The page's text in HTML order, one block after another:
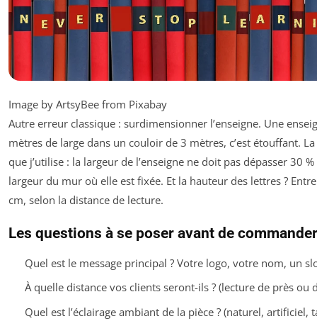
Image by ArtsyBee from Pixabay
Autre erreur classique : surdimensionner l’enseigne. Une
mètres de large dans un couloir de 3 mètres, c’est étouffant.
que j’utilise : la largeur de l’enseigne ne doit pas dépasser 30
largeur du mur où elle est fixée. Et la hauteur des lettres ?
cm, selon la distance de lecture.
Les questions à se poser avant de commander
Quel est le message principal ? Votre logo, votre nom, un
À quelle distance vos clients seront-ils ? (lecture de près ou
Quel est l’éclairage ambiant de la pièce ? (naturel, artificiel,